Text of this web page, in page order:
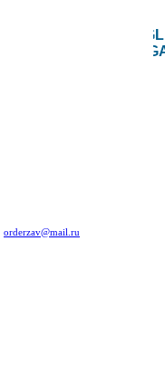
orderzav@mail.ru